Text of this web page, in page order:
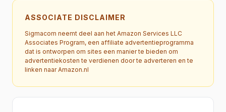
ASSOCIATE DISCLAIMER
Sigmacom neemt deel aan het Amazon Services LLC
Associates Program, een affiliate advertentieprogramma
dat is ontworpen om sites een manier te bieden om
advertentiekosten te verdienen door te adverteren en te
linken naar Amazon.nl